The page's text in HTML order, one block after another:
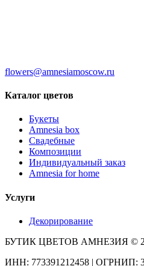
flowers@amnesiamoscow.ru
Каталог цветов
Букеты
Amnesia box
Свадебные
Композиции
Индивидуальный заказ
Amnesia for home
Услуги
Декорирование
БУТИК ЦВЕТОВ АМНЕЗИЯ ©
ИНН: 773391212458 | ОГРНИП: